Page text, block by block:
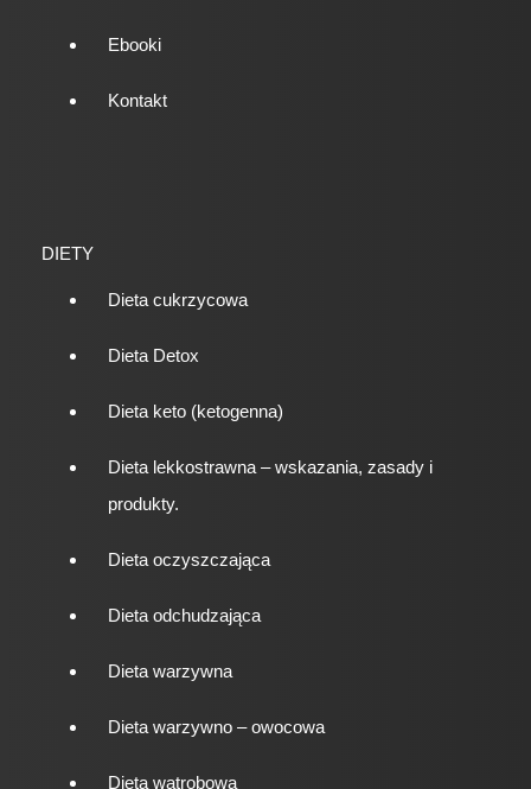
Ebooki
Kontakt
DIETY
Dieta cukrzycowa
Dieta Detox
Dieta keto (ketogenna)
Dieta lekkostrawna – wskazania, zasady i
produkty.
Dieta oczyszczająca
Dieta odchudzająca
Dieta warzywna
Dieta warzywno – owocowa
Dieta wątrobowa